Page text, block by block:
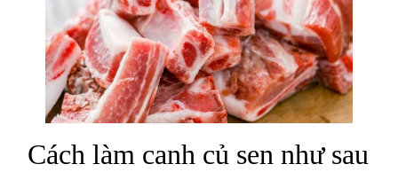
Cách làm canh củ sen như sau